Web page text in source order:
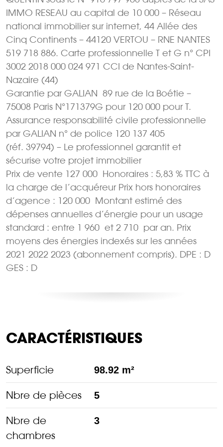
IMMO RESEAU au capital de 10 000 – Réseau
national immobilier sur internet, 44 Allée des
Cinq Continents – 44120 VERTOU – RNE NANTES
519 718 886. Carte professionnelle T et G n° CPI
3002 2018 000 024 971 CCI de Nantes-Saint-
Nazaire (44)
Garantie par GALIAN  89 rue de la Boétie –
75008 Paris N°171379G pour 120 000 pour T.
Assurance responsabilité civile professionnelle
par GALIAN n° de police 120 137 405
(réf. 39794) – Le professionnel garantit et
sécurise votre projet immobilier
Prix de vente 127 000  Honoraires : 5,83 % TTC à
la charge de l’acquéreur Prix hors honoraires
d’agence : 120 000  Montant estimé des
dépenses annuelles d’énergie pour un usage
standard : entre 1 960  et 2 710  par an. Prix
moyens des énergies indexés sur les années
2021 2022 2023 (abonnement compris). DPE : D
GES : D
CARACTÉRISTIQUES
Superficie 98.92 m²
Nbre de pièces 5
Nbre de
chambres
3